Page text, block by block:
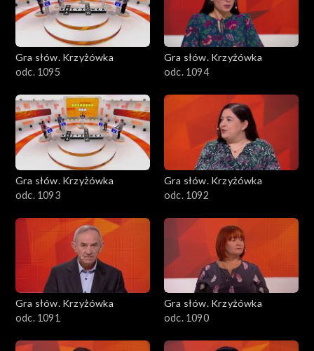
Gra słów. Krzyżówka
odc. 1095
Gra słów. Krzyżówka
odc. 1094
Gra słów. Krzyżówka
odc. 1093
Gra słów. Krzyżówka
odc. 1092
Gra słów. Krzyżówka
odc. 1091
Gra słów. Krzyżówka
odc. 1090